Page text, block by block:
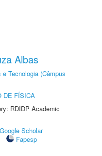
Albas
Tecnologia (Câmpus
DE FÍSICA
RDIDP Academic
Google Scholar
Fapesp